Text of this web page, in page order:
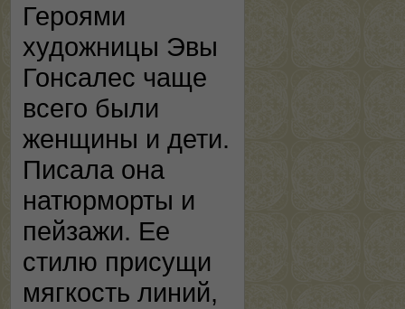
Героями
художницы Эвы
Гонсалес чаще
всего были
женщины и дети.
Писала она
натюрморты и
пейзажи. Ее
стилю присущи
мягкость линий,